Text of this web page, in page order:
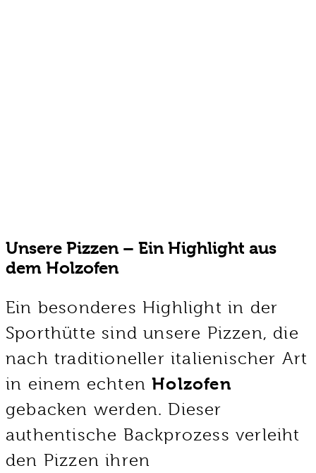
Unsere Pizzen – Ein Highlight aus
dem Holzofen
Ein besonderes Highlight in der
Sporthütte sind unsere Pizzen, die
nach traditioneller italienischer Art
in einem echtenHolzofen
gebacken werden. Dieser
authentische Backprozess verleiht
den Pizzen ihren